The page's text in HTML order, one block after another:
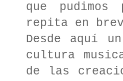
que
repita en
Desde aquí
cultura
de las